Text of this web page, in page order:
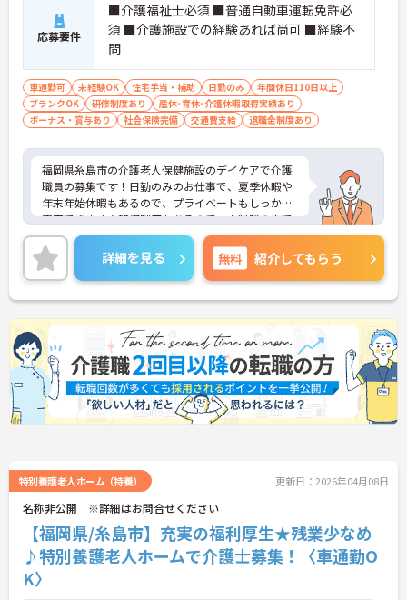
応募要件
■介護福祉士必須 ■普通自動車運転免許必
須 ■介護施設での経験あれば尚可 ■経験不
問
車通勤可 未経験OK 住宅手当・補助 日勤のみ
年間休日110日以上
ブランクOK
研修制度あり
産休･育休･介護休暇取得実績あり
ボーナス・賞与あり
社会保険完備 交通費支給 退職金制度あり
福岡県糸島市の介護老人保健施設のデイケアで介護
職員の募集です！日勤のみのお仕事で、夏季休暇や
年末年始休暇もあるので、プライベートもしっかり
充実できます♪研修制度もあるので、未経験の方で
も安心して業務に慣れることができます！ご興味の
ある方は、面接ポイントをお伝えしますので、お気
軽にご連絡ください。
詳細を見る 無料 紹介してもらう
特別養護老人ホーム（特養） 更新日：2026年04月08日
名称非公開 ※詳細はお問合せください
【福岡県/糸島市】充実の福利厚生★残業少なめ
♪特別養護老人ホームで介護士募集！〈車通勤O
K〉